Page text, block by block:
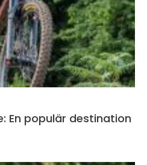
En populär destination